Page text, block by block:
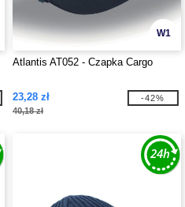
W1
Atlantis AT052 - Czapka Cargo
23,28 zł
40,18 zł
-42%